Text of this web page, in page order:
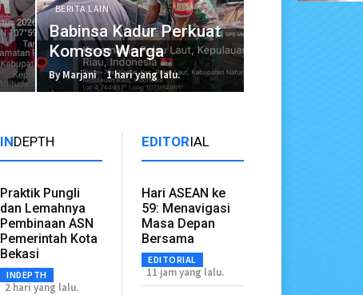
BERITA LAIN
Babinsa Kadur Perkuat
Komsos Warga
By Marjani 1 hari yang lalu.
INDEPTH
Praktik Pungli
dan Lemahnya
Pembinaan ASN
Pemerintah Kota
Bekasi
INDEPTH
2 hari yang lalu.
EDITORIAL
Hari ASEAN ke
59: Menavigasi
Masa Depan
Bersama
EDITORIAL
11 jam yang lalu.